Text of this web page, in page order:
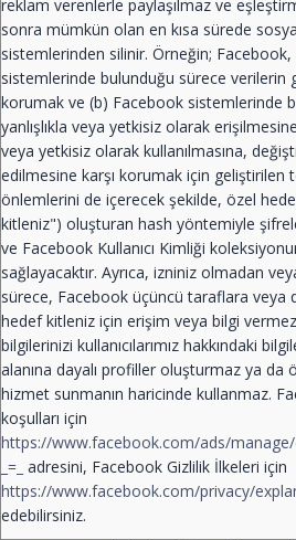
reklam verenlerle paylaşılmaz ve
sonra mümkün olan en kısa sürede
sistemlerinden silinir. Örneğin;
sistemlerinde bulunduğu sürece verilerin
korumak ve (b) Facebook sistemlerinde
yanlışlıkla veya yetkisiz olarak
veya yetkisiz olarak kullanılmasına,
edilmesine karşı korumak için geliştirilen
önlemlerini de içerecek şekilde, özel
kitleniz") oluşturan hash yöntemiyle
ve Facebook Kullanıcı Kimliği
sağlayacaktır. Ayrıca, izniniz olmadan
sürece, Facebook üçüncü taraflara veya
hedef kitleniz için erişim veya bilgi
bilgilerinizi kullanıcılarımız hakkındaki
alanına dayalı profiller oluşturmaz ya da
hizmet sunmanın haricinde kullanmaz.
koşulları için
https://www.facebook.com/ads/
_=_ adresini, Facebook Gizlilik İlkeleri için
https://www.facebook.com/privacy/
edebilirsiniz.